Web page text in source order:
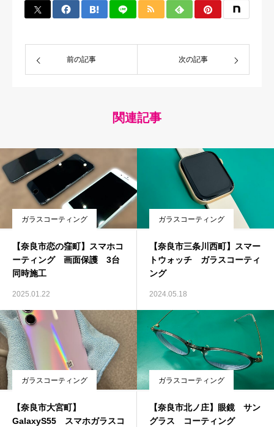
前の記事 次の記事
関連記事
ガラスコーティング
【奈良市恋の窪町】スマホコ
ーティング 画面保護 3台
同時施工
2025.01.22
ガラスコーティング
【奈良市三条川西町】スマー
トウォッチ ガラスコーティ
ング
2024.05.18
ガラスコーティング
【奈良市大宮町】
GalaxyS55 スマホガラスコ
ガラスコーティング
【奈良市北ノ庄】眼鏡 サン
グラス コーティング